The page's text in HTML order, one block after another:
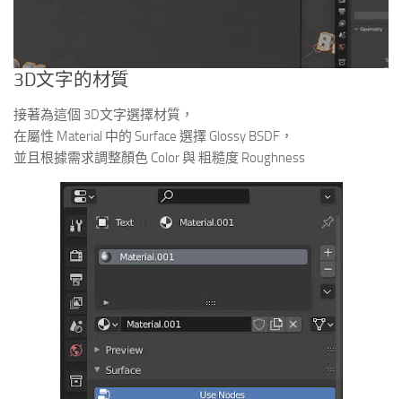
3D文字的材質
接著為這個 3D文字選擇材質，
在屬性 Material 中的 Surface 選擇 Glossy BSDF，
並且根據需求調整顏色 Color 與 粗糙度 Roughness